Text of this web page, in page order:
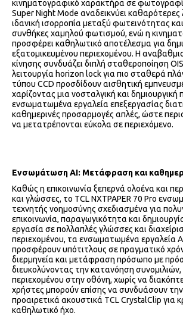
κινηματογραφικό χαρακτήρα σε
Super Night Mode αναδεικνύει καθαρότερες
ιδανική ισορροπία μεταξύ φωτεινότητας
συνθήκες χαμηλού φωτισμού, ενώ η
προσφέρει καθηλωτικό αποτέλεσμα για
εξατομικευμένου περιεχομένου. Η
κίνησης συνδυάζει διπλή σταθεροποίηση OIS
λειτουργία horizon lock για πιο σταθερά
τύπου CCD προσδίδουν αισθητική
χαρίζοντας μια νοσταλγική και δημιουργική
ενσωματωμένα εργαλεία επεξεργασίας
καθημερινές προσαρμογές απλές, ώστε
να μετατρέπονται εύκολα σε περιεχόμενο.
ΕνσωμάτωσηAI: Μετάφραση και
Καθώς η επικοινωνία ξεπερνά ολοένα και
και γλώσσες, το TCL NXTPAPER 70 Pro
τεχνητής νοημοσύνης σχεδιασμένα για
επικοινωνία, παραγωγικότητα και
εργασία σε πολλαπλές γλώσσες και
περιεχομένου, τα ενσωματωμένα εργαλεία
προσφέρουν υπότιτλους σε πραγματικό
διερμηνεία και μετάφραση πρόσωπο με
διευκολύνοντας την κατανόηση συνομιλιών,
περιεχομένου στην οθόνη, χωρίς να
χρήστες μπορούν επίσης να συνδυάσουν την
προαιρετικά ακουστικά TCL CrystalClip για
καθηλωτικό ήχο.